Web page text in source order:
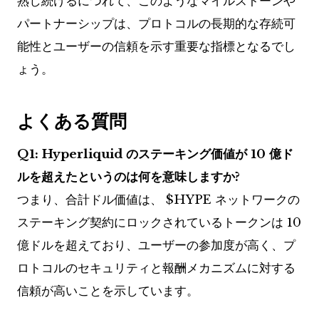
パートナーシップは、プロトコルの長期的な存続可
能性とユーザーの信頼を示す重要な指標となるでし
ょう。
よくある質問
Q1: Hyperliquid のステーキング価値が 10 億ド
ルを超えたというのは何を意味しますか?
つまり、合計ドル価値は、 $HYPE ネットワークの
ステーキング契約にロックされているトークンは 10
億ドルを超えており、ユーザーの参加度が高く、プ
ロトコルのセキュリティと報酬メカニズムに対する
信頼が高いことを示しています。